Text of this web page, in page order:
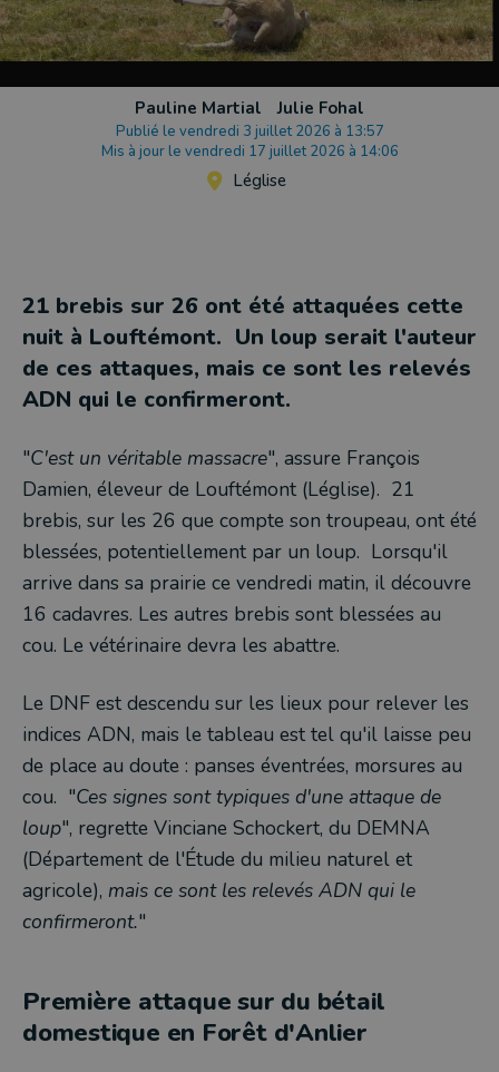
Pauline Martial Julie Fohal
Publié le vendredi 3 juillet 2026 à 13:57
Mis à jour le vendredi 17 juillet 2026 à 14:06
Léglise
21 brebis sur 26 ont été attaquées cette
nuit à Louftémont. Un loup serait l'auteur
de ces attaques, mais ce sont les relevés
ADN qui le confirmeront.
"C'est un véritable massacre", assure François
Damien, éleveur de Louftémont (Léglise). 21
brebis, sur les 26 que compte son troupeau, ont été
blessées, potentiellement par un loup. Lorsqu'il
arrive dans sa prairie ce vendredi matin, il découvre
16 cadavres. Les autres brebis sont blessées au
cou. Le vétérinaire devra les abattre.
Le DNF est descendu sur les lieux pour relever les
indices ADN, mais le tableau est tel qu'il laisse peu
de place au doute : panses éventrées, morsures au
cou. "Ces signes sont typiques d'une attaque de
loup", regrette Vinciane Schockert, du DEMNA
(Département de l'Étude du milieu naturel et
agricole), mais ce sont les relevés ADN qui le
confirmeront."
Première attaque sur du bétail
domestique en Forêt d'Anlier